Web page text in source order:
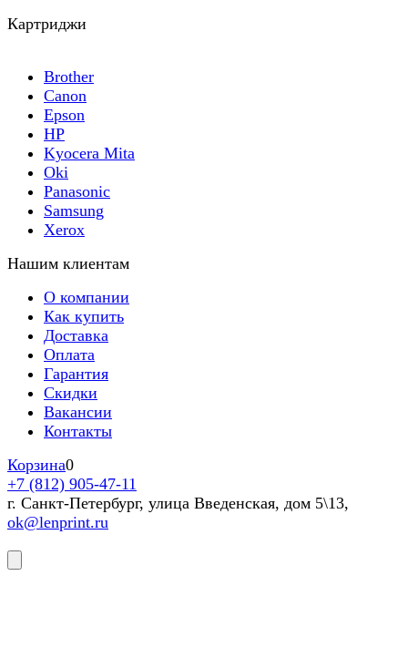
Картриджи
Brother
Canon
Epson
HP
Kyocera Mita
Oki
Panasonic
Samsung
Xerox
Нашим клиентам
О компании
Как купить
Доставка
Оплата
Гарантия
Скидки
Вакансии
Контакты
Корзина0
+7 (812) 905-47-11
г. Санкт-Петербург, улица Введенская, дом 5\13,
ok@lenprint.ru